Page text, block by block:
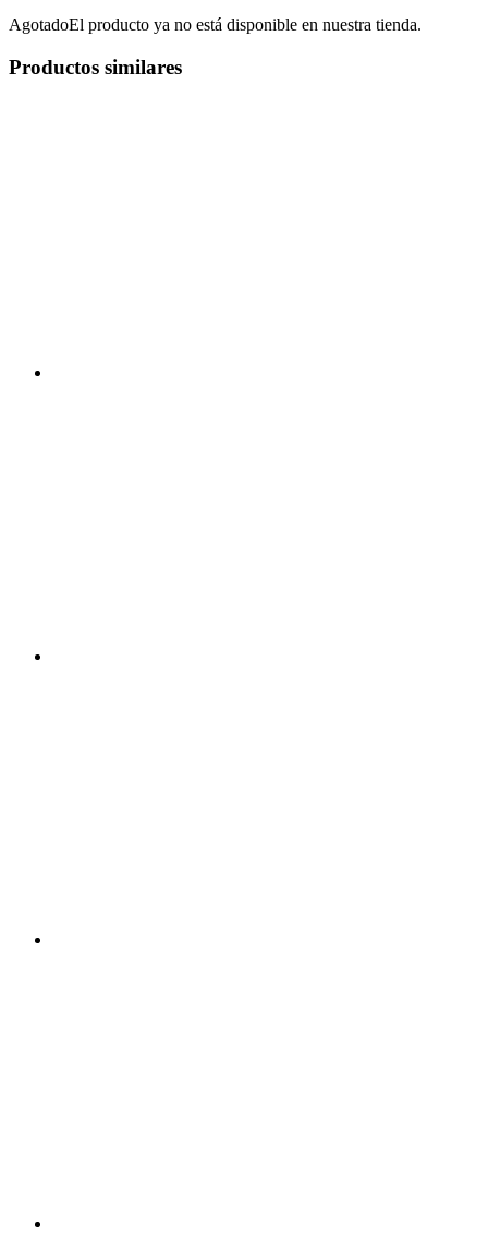
AgotadoEl producto ya no está disponible en nuestra tienda.
Productos similares